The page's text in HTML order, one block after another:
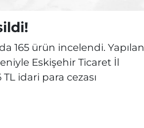
165 ürün incelendi. Yapılan
Eskişehir Ticaret İl
idari para cezası